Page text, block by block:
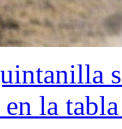
la